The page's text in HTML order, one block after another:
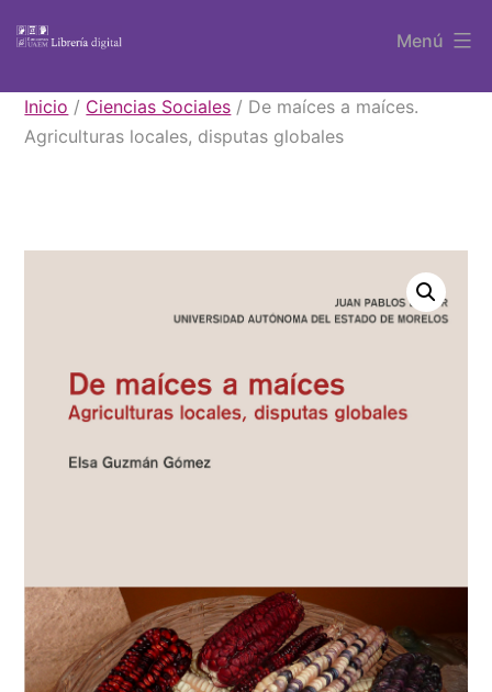
contenido
Libros
UAEM
Menú
Inicio / Ciencias Sociales / De maíces a maíces.
Agriculturas locales, disputas globales